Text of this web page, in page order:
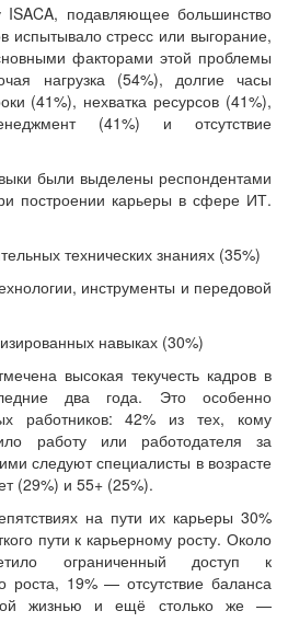
ISACA, подавляющее большинство
испытывало стресс или выгорание,
факторами этой проблемы
нагрузка (54%), долгие часы
(41%), нехватка ресурсов (41%),
(41%) и отсутствие
были выделены респондентами
построении карьеры в сфере ИТ.
технических знаниях (35%)
инструменты и передовой
навыках (30%)
высокая текучесть кадров в
два года. Это особенно
работников: 42% из тех, кому
работу или работодателя за
следуют специалисты в возрасте
(29%) и 55+ (25%).
на пути их карьеры 30%
пути к карьерному росту. Около
ограниченный доступ к
роста, 19% — отсутствие баланса
жизнью и ещё столько же —